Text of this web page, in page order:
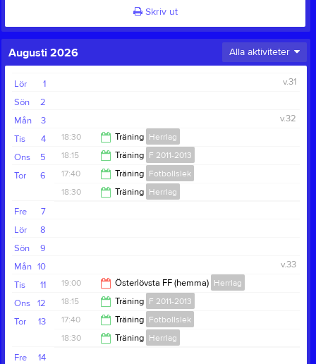
Skriv ut
Augusti 2026 Alla aktiviteter
1
Lör
v.31
2
Sön
3
Mån
v.32
4
Tis 18:30 Träning Herrlag
20:00
5
Ons 18:15 Träning F 2011-2013
19:15
6
Tor 17:40 Träning Fotbollslek
18:30 Träning Herrlag
7
Fre
8
Lör
9
Sön
10
Mån
v.33
11
Tis 19:00 Österlövsta FF (hemma) Herrlag
21:00
12
Ons 18:15 Träning F 2011-2013
19:15
13
Tor 17:40 Träning Fotbollslek
18:30 Träning Herrlag
14
Fre